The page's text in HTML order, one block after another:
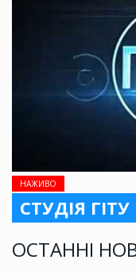
НАЖИВО
СТУДІЯ ГІТУ
ОСТАННІ